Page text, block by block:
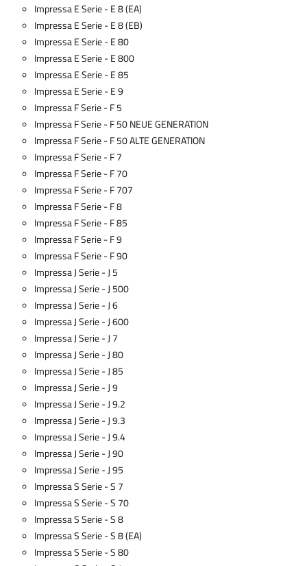
Impressa E Serie - E 8 (EA)
Impressa E Serie - E 8 (EB)
Impressa E Serie - E 80
Impressa E Serie - E 800
Impressa E Serie - E 85
Impressa E Serie - E 9
Impressa F Serie - F 5
Impressa F Serie - F 50 NEUE GENERATION
Impressa F Serie - F 50 ALTE GENERATION
Impressa F Serie - F 7
Impressa F Serie - F 70
Impressa F Serie - F 707
Impressa F Serie - F 8
Impressa F Serie - F 85
Impressa F Serie - F 9
Impressa F Serie - F 90
Impressa J Serie - J 5
Impressa J Serie - J 500
Impressa J Serie - J 6
Impressa J Serie - J 600
Impressa J Serie - J 7
Impressa J Serie - J 80
Impressa J Serie - J 85
Impressa J Serie - J 9
Impressa J Serie - J 9.2
Impressa J Serie - J 9.3
Impressa J Serie - J 9.4
Impressa J Serie - J 90
Impressa J Serie - J 95
Impressa S Serie - S 7
Impressa S Serie - S 70
Impressa S Serie - S 8
Impressa S Serie - S 8 (EA)
Impressa S Serie - S 80